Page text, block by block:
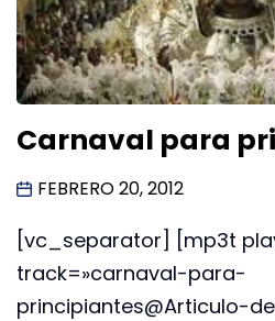
Carnaval para
FEBRERO 20, 2012
[vc_separator] [mp3t
track=»carnaval-para-
principiantes@Articulo-